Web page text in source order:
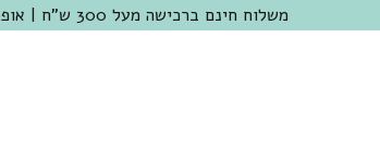
משלוח חינם ברכישה מעל 300 ש"ח | אופציה למשלוח מהיום להיום באזור המרכז | מוזמנים לבקר בחנות בכפר שמריהו